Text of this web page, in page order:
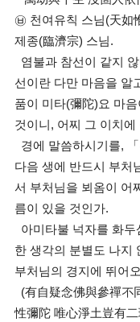
㉥ 천여유칙 스님(天如
제종(臨濟宗) 스님.
염불과 참선이 같지
선이란 다만 마음을 알
품이 미타(彌陀)요 마
것이니, 어찌 그 이치에
경에 말씀하시기를,
다음 생에 반드시 부처
서 부처님을 뵈옴이 어
름이 있을 것인가.
아미타불 넉자를 화두
한 생각의 분별도 나지
부처님의 경지에 뛰어
(有自疑念佛與參禪不
性彌陀 唯心淨土豈有